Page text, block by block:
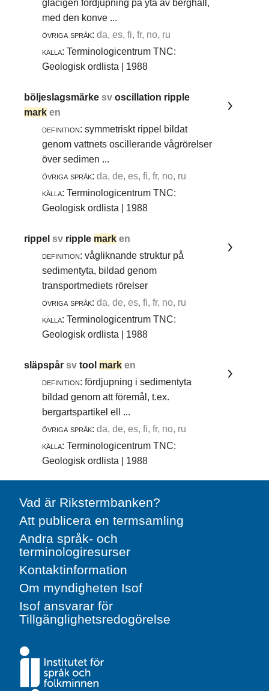
glacigen fördjupning på yta av berghäll,
med den konve ...
övriga språk: da, es, fi, fr, no, ru
källa: Terminologicentrum TNC:
Geologisk ordlista | 1988
böljeslagsmärkesvoscillation ripple
mark en
definition: symmetriskt rippel bildat
genom vattnets oscillerande vågrörelser
över sedimen ...
övriga språk: da, de, es, fi, fr, no, ru
källa: Terminologicentrum TNC:
Geologisk ordlista | 1988
rippelsv ripple mark en
definition: vågliknande struktur på
sedimentyta, bildad genom
transportmediets rörelser
övriga språk: da, de, es, fi, fr, no, ru
källa: Terminologicentrum TNC:
Geologisk ordlista | 1988
släpspårsvtool mark en
definition: fördjupning i sedimentyta
bildad genom att föremål, t.ex.
bergartspartikel ell ...
övriga språk: da, de, es, fi, fr, no, ru
källa: Terminologicentrum TNC:
Geologisk ordlista | 1988
Vad är Rikstermbanken?
Att publicera en termsamling
Andra språk- och
terminologiresurser
Kontaktinformation
Om myndigheten Isof
Isof ansvarar för
Tillgänglighetsredogörelse